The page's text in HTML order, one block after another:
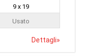
9 x 19
Usato
Dettagli»